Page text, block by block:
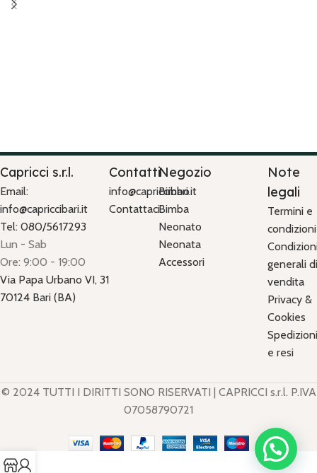
Capricci s.r.l.
Email:
info@capriccibari.it
Tel: 080/5617293
Lun - Sab
Ore: 9:00 - 19:00
Via Papa Urbano VI, 31
70124 Bari (BA)
Contatti
info@capriccibari.it
Contattaci
Negozio
Bimbo
Bimba
Neonato
Neonata
Accessori
Note
legali
Termini e
condizioni
generali
vendita
Privacy &
Cookies
e resi
© 2024 TUTTI I DIRITTI SONO RISERVATI | CAPRICCI s.r.l. P.IVA
07058790721